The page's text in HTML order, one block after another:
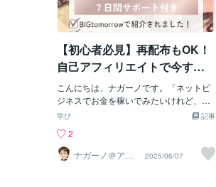
【初心者必見】再配布もOK！
自己アフィリエイトで今すぐ
収益化 ナガーノのサポート付
きマニュアル
こんにちは、ナガーノです。「ネットビ
ジネスでお金を稼いでみたいけれど、何
から始めればいいか分からない」そんな
エイトです。実は、多くのネットビジネ
ス成功者も、この自己アフィリエイトか
らスタートしています。そして今回ご紹
記事
学び
2
ナガーノ＠アフ
ィリエイト歴19
2025/06/07